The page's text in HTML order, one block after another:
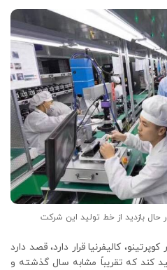
حال بازدید از خط تولید این شرکت
کالیفرنیا قرار دارد، قصد دارد
کند که تقریباً مشابه سال گذشته و